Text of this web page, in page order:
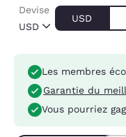
USD
Devise
USD
Les membres
Garantie du
Vous pourriez